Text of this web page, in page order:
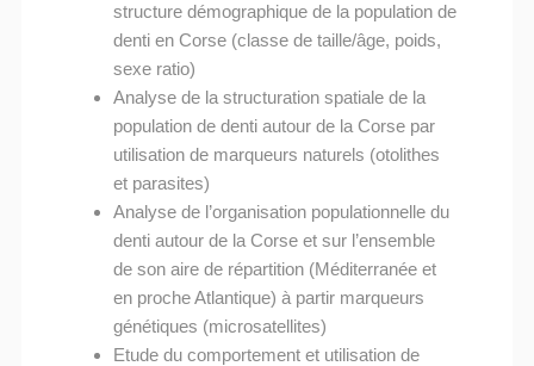
structure démographique de la population de
denti en Corse (classe de taille/âge, poids,
sexe ratio)
Analyse de la structuration spatiale de la
population de denti autour de la Corse par
utilisation de marqueurs naturels (otolithes
et parasites)
Analyse de l’organisation populationnelle du
denti autour de la Corse et sur l’ensemble
de son aire de répartition (Méditerranée et
en proche Atlantique) à partir marqueurs
génétiques (microsatellites)
Etude du comportement et utilisation de